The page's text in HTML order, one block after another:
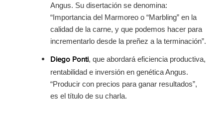
Angus. Su disertación se denomina:
“Importancia del Marmoreo o “Marbling” en la
calidad de la carne, y que podemos hacer para
incrementarlo desde la preñez a la terminación”.
Diego Ponti, que abordará eficiencia productiva,
rentabilidad e inversión en genética Angus.
“Producir con precios para ganar resultados”,
es el título de su charla.